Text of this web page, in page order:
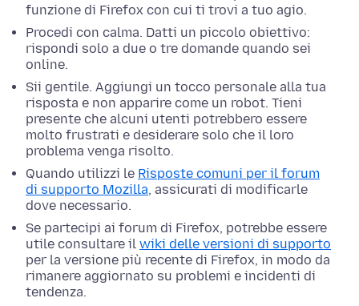
funzione di Firefox con cui ti trovi a tuo agio.
Procedi con calma. Datti un piccolo obiettivo:
rispondi solo a due o tre domande quando sei
online.
Sii gentile. Aggiungi un tocco personale alla tua
risposta e non apparire come un robot. Tieni
presente che alcuni utenti potrebbero essere
molto frustrati e desiderare solo che il loro
problema venga risolto.
Quando utilizzi le Risposte comuni per il forum
di supporto Mozilla, assicurati di modificarle
dove necessario.
Se partecipi ai forum di Firefox, potrebbe essere
utile consultare il wiki delle versioni di supporto
per la versione più recente di Firefox, in modo da
rimanere aggiornato su problemi e incidenti di
tendenza.